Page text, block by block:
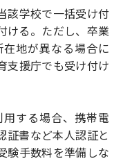
該学校で一括受け付
ける。ただし、卒業
地が異なる場合に
支援庁でも受け付け
する場合、携帯電
証書など本人認証と
験手数料を準備しな